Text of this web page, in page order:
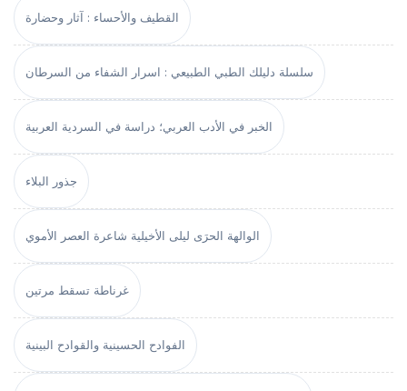
القطيف والأحساء : آثار وحضارة
سلسلة دليلك الطبي الطبيعي : اسرار الشفاء من السرطان
الخبر في الأدب العربي؛ دراسة في السردية العربية
جذور البلاء
الوالهة الحرَى ليلى الأخيلية شاعرة العصر الأموي
غرناطة تسقط مرتين
الفوادح الحسينية والقوادح البينية